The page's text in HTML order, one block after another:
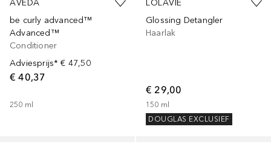
AVEDA
be curly advanced™
Advanced™
Conditioner
Adviesprijs* € 47,50
€ 40,37
250 ml
LOLAVIE
Glossing Detangler
Haarlak
€ 29,00
150 ml
DOUGLAS EXCLUSIEF
Gesponsord